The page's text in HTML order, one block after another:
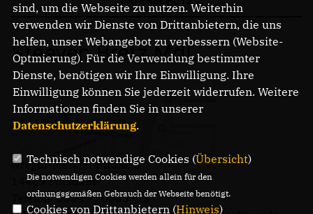
Steeven Bretz MdL
Gregor-Mendel-Straße 3
14469 Potsdam
Telefon: 0331 - 20085713
sind, um die Webseite zu nutzen. Weiterhin
verwenden wir Dienste von Drittanbietern, die uns
helfen, unser Webangebot zu verbessern (Website-
Optmierung). Für die Verwendung bestimmter
Dienste, benötigen wir Ihre Einwilligung. Ihre
Einwilligung können Sie jederzeit widerrufen. Weitere
Informationen finden Sie in unserer
Datenschutzerklärung.
Technisch notwendige Cookies (Übersicht)
Die notwendigen Cookies werden allein für den
ordnungsgemäßen Gebrauch der Webseite benötigt.
Cookies von Drittanbietern (Hinweis)